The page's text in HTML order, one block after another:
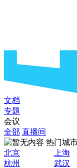
文档
专题
会议
全部 直播间
热门城
北京
上海
杭州
武汉